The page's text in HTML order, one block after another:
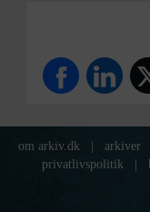
om arkiv.dk arkiver
privatlivspolitik